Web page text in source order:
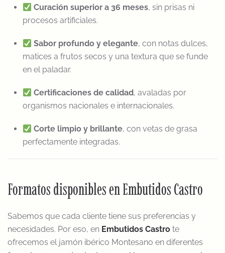
Curación superior a 36 meses, sin prisas ni
procesos artificiales.
Sabor profundo y elegante, con notas dulces,
matices a frutos secos y una textura que se funde
en el paladar.
Certificaciones de calidad, avaladas por
organismos nacionales e internacionales.
Corte limpio y brillante, con vetas de grasa
perfectamente integradas.
Formatos disponibles en Embutidos Castro
Sabemos que cada cliente tiene sus preferencias y
necesidades. Por eso, en Embutidos Castro te
ofrecemos el jamón ibérico Montesano en diferentes